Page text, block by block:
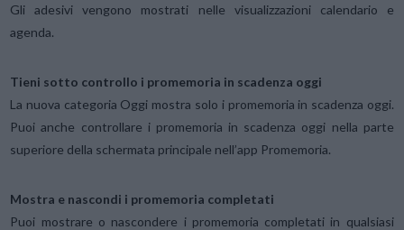
Gli adesivi vengono mostrati nelle visualizzazioni calendario e
agenda.
Tieni sotto controllo i promemoria in scadenza oggi
La nuova categoria Oggi mostra solo i promemoria in scadenza oggi.
Puoi anche controllare i promemoria in scadenza oggi nella parte
superiore della schermata principale nell’app Promemoria.
Mostra e nascondi i promemoria completati
Puoi mostrare o nascondere i promemoria completati in qualsiasi